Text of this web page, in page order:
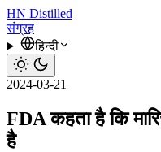
HN Distilled
संग्रह
हिन्दी
2024-03-21
FDA कहता है कि
है